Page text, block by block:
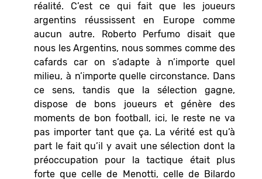
réalité. C’est ce qui fait que les joueurs
argentins réussissent en Europe comme
aucun autre. Roberto Perfumo disait que
nous les Argentins, nous sommes comme des
cafards car on s’adapte à n’importe quel
milieu, à n’importe quelle circonstance. Dans
ce sens, tandis que la sélection gagne,
dispose de bons joueurs et génère des
moments de bon football, ici, le reste ne va
pas importer tant que ça. La vérité est qu’à
part le fait qu’il y avait une sélection dont la
préoccupation pour la tactique était plus
forte que celle de Menotti, celle de Bilardo